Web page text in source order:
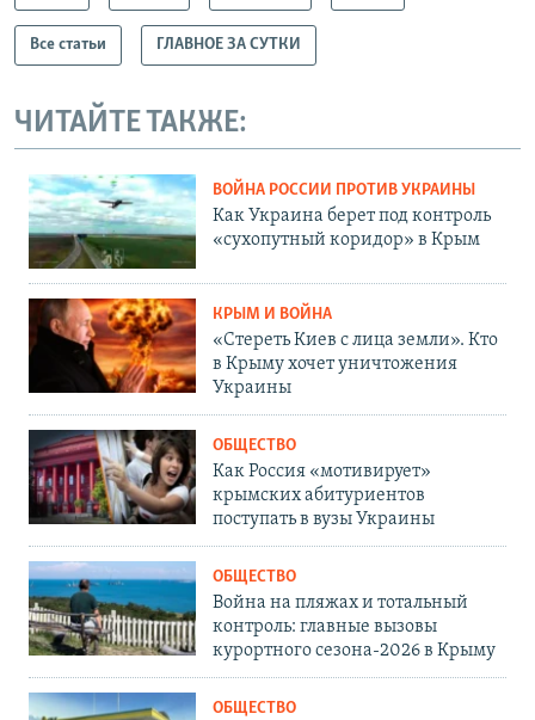
Все статьи ГЛАВНОЕ ЗА СУТКИ
ЧИТАЙТЕ ТАКЖЕ:
ВОЙНА РОССИИ ПРОТИВ УКРАИНЫ
Как Украина берет под контроль
«сухопутный коридор» в Крым
КРЫМ И ВОЙНА
«Стереть Киев с лица земли». Кто
в Крыму хочет уничтожения
Украины
ОБЩЕСТВО
Как Россия «мотивирует»
крымских абитуриентов
поступать в вузы Украины
ОБЩЕСТВО
Война на пляжах и тотальный
контроль: главные вызовы
курортного сезона-2026 в Крыму
ОБЩЕСТВО